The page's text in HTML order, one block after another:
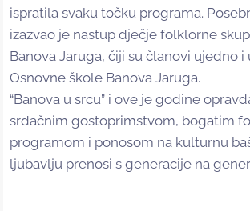
ispratila svaku točku programa.
izazvao je nastup dječje folklorne
Banova Jaruga, čiji su članovi ujedno i
Osnovne škole Banova Jaruga.
“Banova u srcu” i ove je godine
srdačnim gostoprimstvom, bogatim
programom i ponosom na kulturnu
ljubavlju prenosi s generacije na